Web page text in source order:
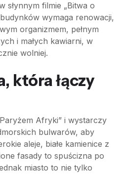
słynnym filmie „Bitwa o
wymaga renowacji,
organizmem, pełnym
i małych kawiarni, w
wolniej.
która łączy
Afryki” i wystarczy
bulwarów, aby
aleje, białe kamienice z
fasady to spuścizna po
miasto to nie tylko